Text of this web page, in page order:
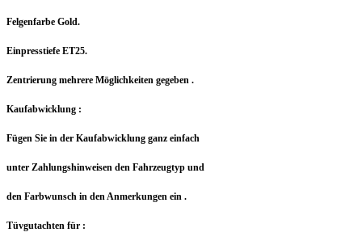
Felgenfarbe Gold.
Einpresstiefe ET25.
Zentrierung mehrere Möglichkeiten gegeben .
Kaufabwicklung :
Fügen Sie in der Kaufabwicklung ganz einfach
unter Zahlungshinweisen den Fahrzeugtyp und
den Farbwunsch in den Anmerkungen ein .
Tüvgutachten für :